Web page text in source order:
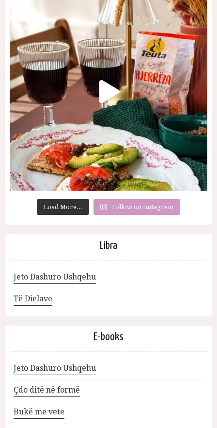
Load More... Follow on Instagram
Libra
Jeto Dashuro Ushqehu
Të Dielave
E-books
Jeto Dashuro Ushqehu
Çdo ditë në formë
Bukë me vete